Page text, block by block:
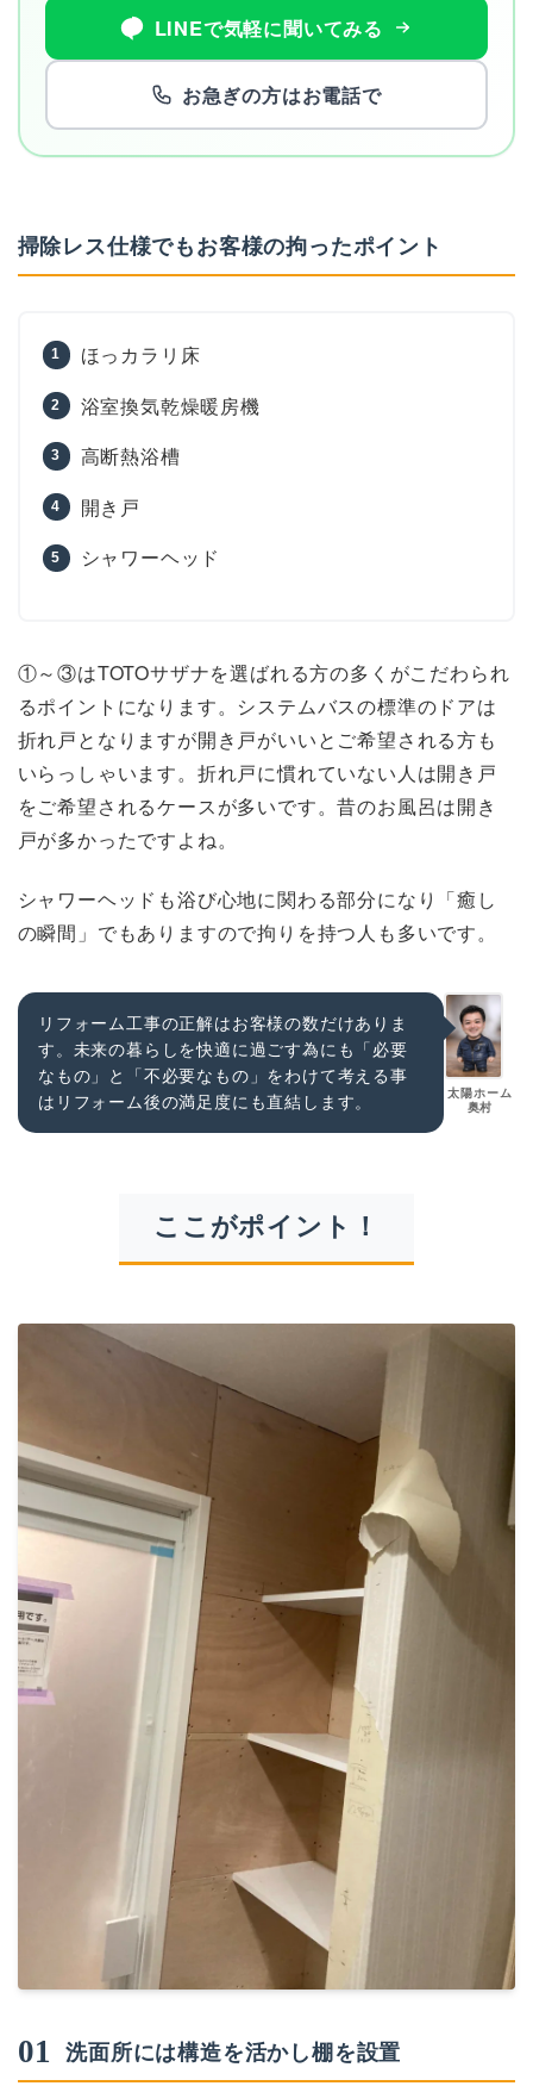
LINEで気軽に聞いてみる
お急ぎの方はお電話で
掃除レス仕様でもお客様の拘ったポイント
ほっカラリ床
浴室換気乾燥暖房機
高断熱浴槽
開き戸
シャワーヘッド
①～③はTOTOサザナを選ばれる方の多くがこだわられ
るポイントになります。システムバスの標準のドアは
折れ戸となりますが開き戸がいいとご希望される方も
いらっしゃいます。折れ戸に慣れていない人は開き戸
をご希望されるケースが多いです。昔のお風呂は開き
戸が多かったですよね。
シャワーヘッドも浴び心地に関わる部分になり「癒し
の瞬間」でもありますので拘りを持つ人も多いです。
太陽ホーム
奥村
リフォーム工事の正解はお客様の数だけありま
す。未来の暮らしを快適に過ごす為にも「必要
なもの」と「不必要なもの」をわけて考える事
はリフォーム後の満足度にも直結します。
ここがポイント！
01 洗面所には構造を活かし棚を設置